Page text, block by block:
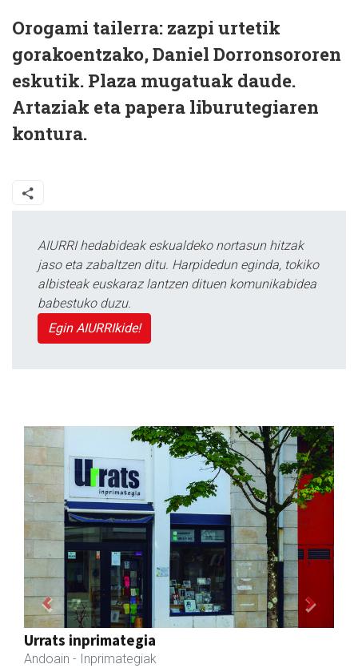
Orogami tailerra: zazpi urtetik
gorakoentzako, Daniel Dorronsororen
eskutik. Plaza mugatuak daude.
Artaziak eta papera liburutegiaren
kontura.
AIURRI hedabideak eskualdeko nortasun hitzak
jaso eta zabaltzen ditu. Harpidedun eginda, tokiko
albisteak euskaraz lantzen dituen komunikabidea
babestuko duzu.
Egin AIURRIkide!
Zizurkilgo Udala
Zizurkil - Udaletxeak
Previous Next